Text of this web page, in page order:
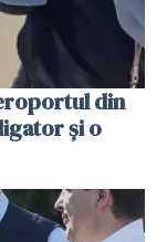
din
și o